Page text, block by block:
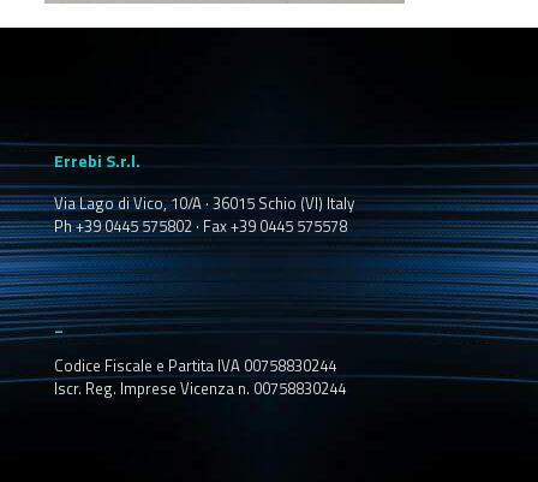
Errebi S.r.l.
Via Lago di Vico, 10/A · 36015 Schio (VI) Italy
Ph +39 0445 575802 · Fax +39 0445 575578
_
Codice Fiscale e Partita IVA 00758830244
Iscr. Reg. Imprese Vicenza n. 00758830244